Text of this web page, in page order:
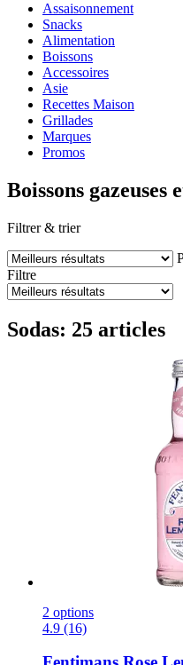
Assaisonnement
Snacks
Alimentation
Boissons
Accessoires
Asie
Recettes Maison
Grillades
Marques
Promos
Boissons gazeuses
Filtrer & trier
Filtre
Sodas: 25 articles
2 options
4.9 (16)